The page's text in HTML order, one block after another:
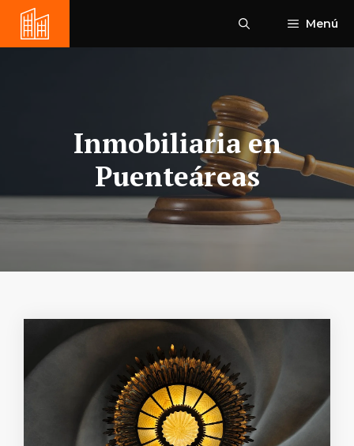
Saltar
contenido
Menú
Inmobiliaria en
Puenteáreas